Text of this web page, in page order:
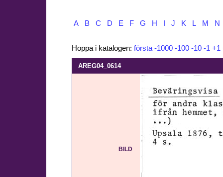
A B C D E F G H J K L M N
Hoppa i katalogen: första -1000 -100 -10 -1 +1
AREG04_0614
BILD